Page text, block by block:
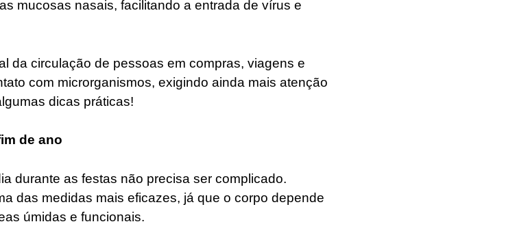
mucosas nasais, facilitando a entrada de vírus e
da circulação de pessoas em compras, viagens e
com microrganismos, exigindo ainda mais atenção
dicas práticas!
de ano
durante as festas não precisa ser complicado.
das medidas mais eficazes, já que o corpo depende
úmidas e funcionais.